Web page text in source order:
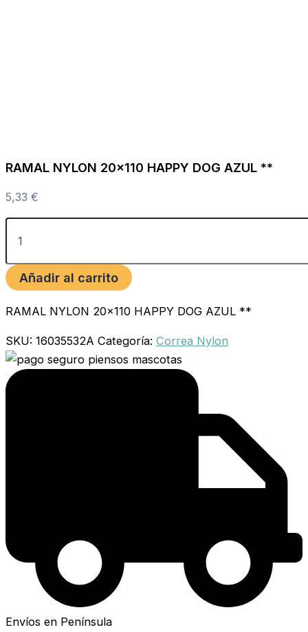
RAMAL NYLON 20×110 HAPPY DOG AZUL **
5,33 €
Añadir al carrito
RAMAL NYLON 20×110 HAPPY DOG AZUL **
SKU: 16035532A Categoría: Correa Nylon
Envíos en Península